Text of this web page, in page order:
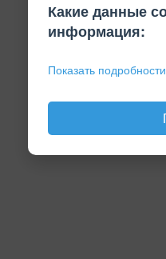
Какие данные
информация:
Показать подробности